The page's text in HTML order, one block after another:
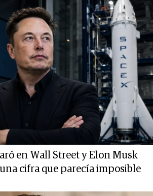
en Wall Street y Elon Musk
cifra que parecía imposible